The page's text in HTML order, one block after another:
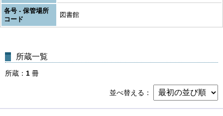
各号 - 保管場所
コード
図書館
所蔵一覧
所蔵 1 冊
並べ替える